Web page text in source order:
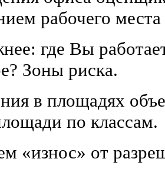
рабочего
где Вы
Зоны риска.
в площадях
по классам.
«износ» от